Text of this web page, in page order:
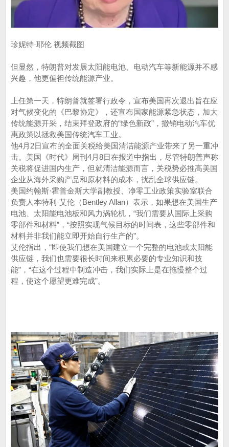
珍妮特·耶伦 视频截图
但显然，特朗普对发展太阳能电池、电动汽车等新能源并不感
兴趣，他更偏袒传统能源产业。
上任第一天，特朗普就签署行政令，宣布美国再次退出旨在应
对气候变化的《巴黎协定》，还宣布国家能源紧急状态，加大
传统能源开采，结束拜登政府的“绿色新政”，撤销电动汽车优
惠政策以拯救美国传统汽车工业。
他4月2日宣布的全面关税给美国清洁能源产业带来了另一重冲
击。美国《时代》周刊4月8日在报道中指出，尽管特朗普声称
关税将促进国内生产，但就清洁能源而言，关税势必推高美国
企业从海外采购产品和原材料的成本，扰乱全球供应链。
美国约翰斯·霍普金斯大学副教授、净零工业政策实验室联合
负责人本特利·艾伦（Bentley Allan）表示，如果想在美国生产
电池、太阳能电池板和风力涡轮机，“我们需要从国际上采购
零部件和材料”，“按照实现气候目标的时间表，这些零部件和
材料并非我们能立即开始自行生产的”。
艾伦指出，“即使我们想在美国建立一个完整的电池或太阳能
供应链，我们也需要很长时间来积累必要的专业知识和技
能”，“在这个过程中制造冲击，我们实际上是在拖慢整个过
程，使这个愿望更难完成”。